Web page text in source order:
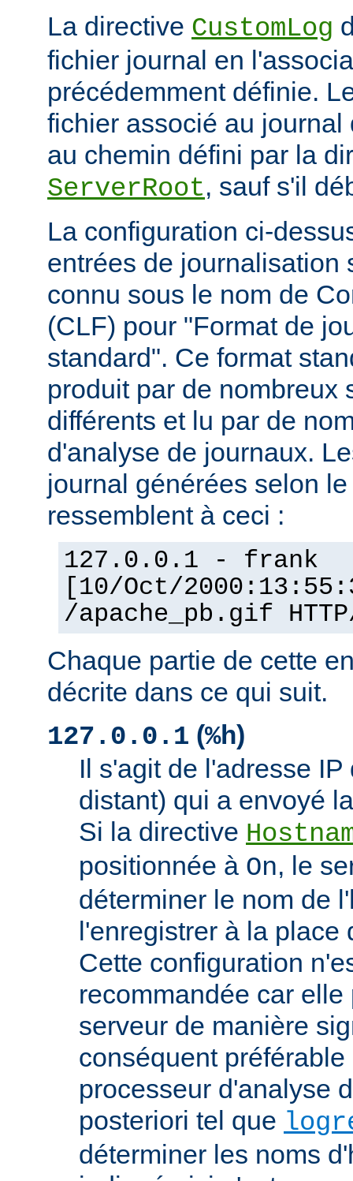
La directive CustomLog
fichier journal en
précédemment définie.
fichier associé au journal
au chemin défini par la
ServerRoot, sauf s'il
La configuration ci-
entrées de journalisation
connu sous le nom de
(CLF) pour "Format de
standard". Ce format
produit par de nombreux
différents et lu par de
d'analyse de journaux.
journal générées selon
ressemblent à ceci :
127.0.0.1 - frank
[10/Oct/
/apache_pb.gif
Chaque partie de cette
décrite dans ce qui suit.
127.0.0.1 (%h)
Il s'agit de l'adresse
distant) qui a envoyé
Si la directive
positionnée à On, le
déterminer le nom de
l'enregistrer à la place
Cette configuration
recommandée car
serveur de manière
conséquent
processeur d'analyse
posteriori tel que
déterminer les noms